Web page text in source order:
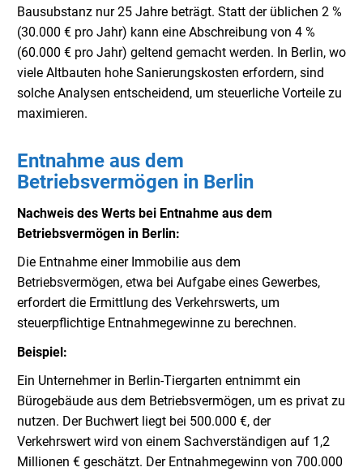
Bausubstanz nur 25 Jahre beträgt. Statt der üblichen 2 %
(30.000 € pro Jahr) kann eine Abschreibung von 4 %
(60.000 € pro Jahr) geltend gemacht werden. In Berlin, wo
viele Altbauten hohe Sanierungskosten erfordern, sind
solche Analysen entscheidend, um steuerliche Vorteile zu
maximieren.
Entnahme aus dem
Betriebsvermögen in Berlin
Nachweis des Werts bei Entnahme aus dem
Betriebsvermögen in Berlin:
Die Entnahme einer Immobilie aus dem
Betriebsvermögen, etwa bei Aufgabe eines Gewerbes,
erfordert die Ermittlung des Verkehrswerts, um
steuerpflichtige Entnahmegewinne zu berechnen.
Beispiel:
Ein Unternehmer in Berlin-Tiergarten entnimmt ein
Bürogebäude aus dem Betriebsvermögen, um es privat zu
nutzen. Der Buchwert liegt bei 500.000 €, der
Verkehrswert wird von einem Sachverständigen auf 1,2
Millionen € geschätzt. Der Entnahmegewinn von 700.000